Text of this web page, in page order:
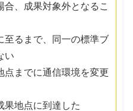
合、成果対象外となるこ
至るまで、同一の標準ブ
い
点までに通信環境を変更
果地点に到達した